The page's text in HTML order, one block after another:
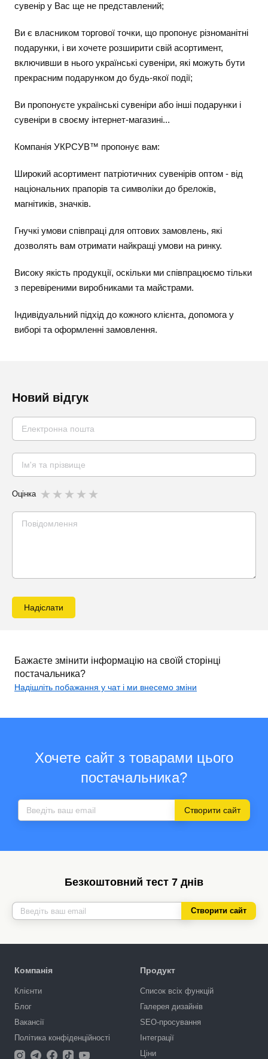
сувенір у Вас ще не представлений;
Ви є власником торгової точки, що пропонує різноманітні
подарунки, і ви хочете розширити свій асортимент,
включивши в нього українські сувеніри, які можуть бути
прекрасним подарунком до будь-якої події;
Ви пропонуєте українські сувеніри або інші подарунки і
сувеніри в своєму інтернет-магазині...
Компанія УКРСУВ™ пропонує вам:
Широкий асортимент патріотичних сувенірів оптом - від
національних прапорів та символіки до брелоків,
магнітиків, значків.
Гнучкі умови співпраці для оптових замовлень, які
дозволять вам отримати найкращі умови на ринку.
Високу якість продукції, оскільки ми співпрацюємо тільки
з перевіреними виробниками та майстрами.
Індивідуальний підхід до кожного клієнта, допомога у
виборі та оформленні замовлення.
Новий відгук
Оцінка
Надіслати
Бажаєте змінити інформацію на своїй сторінці
постачальника?
Надішліть побажання у чат і ми внесемо зміни
Хочете сайт з товарами цього
постачальника?
Створити сайт
Безкоштовний тест 7 днів
Створити сайт
Компанія
Клієнти
Блог
Вакансії
Політика конфіденційності
Продукт
Список всіх функцій
Галерея дизайнів
SEO-просування
Інтеграції
Ціни